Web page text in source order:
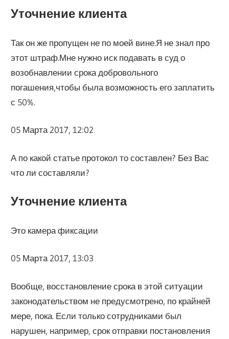
Уточнение клиента
Так он же пропущен не по моей вине.Я не знал про
этот штраф.Мне нужно иск подавать в суд о
возобнавлении срока добровольного
погашения,чтобы была возможность его заплатить
с 50%.
05 Марта 2017, 12:02
А по какой статье протокол то составлен? Без Вас
что ли составляли?
Уточнение клиента
Это камера фиксации
05 Марта 2017, 13:03
Вообще, восстановление срока в этой ситуации
законодательством не предусмотрено, по крайней
мере, пока. Если только сотрудниками был
нарушен, например, срок отправки постановления